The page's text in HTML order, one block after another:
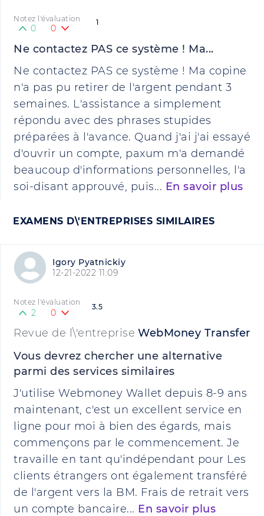
1
Notez l'évaluation
0 0
Ne contactez PAS ce système ! Ma...
Ne contactez PAS ce système ! Ma copine
n'a pas pu retirer de l'argent pendant 3
semaines. L'assistance a simplement
répondu avec des phrases stupides
préparées à l'avance. Quand j'ai j'ai essayé
d'ouvrir un compte, paxum m'a demandé
beaucoup d'informations personnelles, l'a
soi-disant approuvé, puis... En savoir plus
EXAMENS D\'ENTREPRISES SIMILAIRES
Igory Pyatnickiy
12-21-2022 11:09
3.5
Notez l'évaluation
2 0
Revue de l\'entreprise WebMoney Transfer
Vous devrez chercher une alternative
parmi des services similaires
J'utilise Webmoney Wallet depuis 8-9 ans
maintenant, c'est un excellent service en
ligne pour moi à bien des égards, mais
commençons par le commencement. Je
travaille en tant qu'indépendant pour Les
clients étrangers ont également transféré
de l'argent vers la BM. Frais de retrait vers
un compte bancaire... En savoir plus